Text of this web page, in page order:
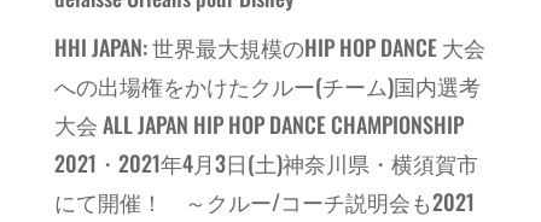
HHI JAPAN: 世界最大規模のHIP HOP DANCE 大会
への出場権をかけたクルー(チーム)国内選考
大会 ALL JAPAN HIP HOP DANCE CHAMPIONSHIP
2021・2021年4月3日(土)神奈川県・横須賀市
にて開催！ ～クルー/コーチ説明会も2021